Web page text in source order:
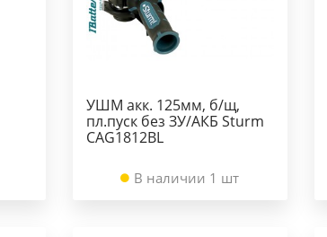
УШМ акк. 125мм, б/щ,
пл.пуск без ЗУ/АКБ Sturm
CAG1812BL
В наличии 1 шт